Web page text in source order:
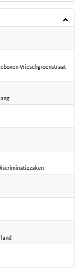
Vrieschgroenstraat